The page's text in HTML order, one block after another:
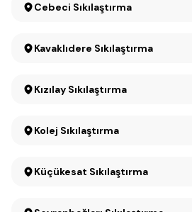
Cebeci Sıkılaştırma
Kavaklıdere Sıkılaştırma
Kızılay Sıkılaştırma
Kolej Sıkılaştırma
Küçükesat Sıkılaştırma